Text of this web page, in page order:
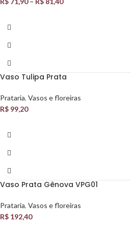
Vaso Tulipa Prata
Prataria, Vasos e floreiras
R$ 99,20
Vaso Prata Gênova VPG01
Prataria, Vasos e floreiras
R$ 192,40